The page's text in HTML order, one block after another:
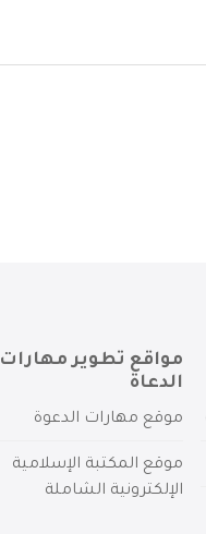
مواقع تطوير مهارات
الدعاة
موقع مهارات الدعوة
موقع المكتبة الإسلامية
الإلكترونية الشاملة